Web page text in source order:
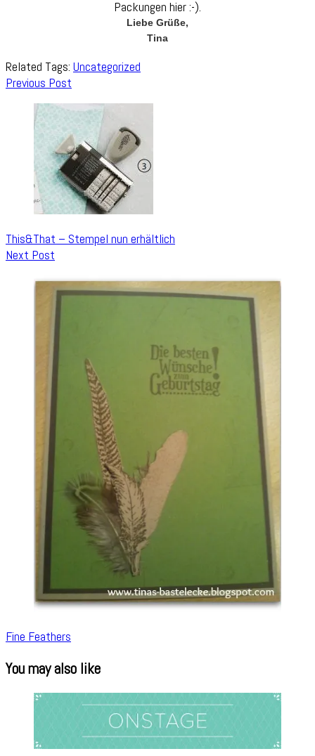
Packungen hier :-).
Liebe Grüße,
Tina
Related Tags: Uncategorized
Post
Previous Post
This&That – Stempel nun erhältlich
Next Post
Fine Feathers
You may also like